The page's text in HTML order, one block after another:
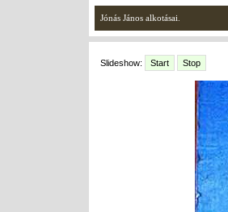
Jónás János alkotásai.
Slideshow: Start Stop